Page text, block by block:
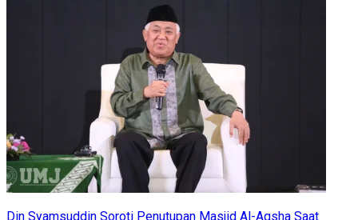
Din Syamsuddin Soroti Penutupan Masjid Al-Aqsha Saat